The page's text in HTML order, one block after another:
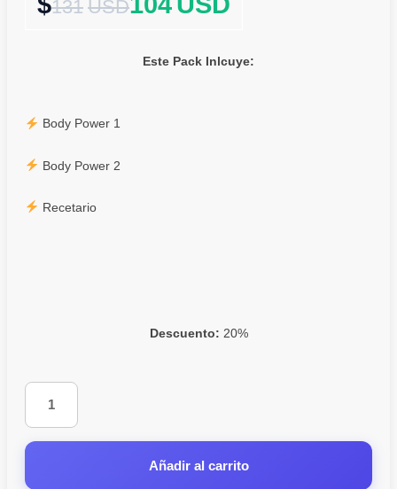
131 USD
Este Pack Inlcuye:
Body Power 1
Body Power 2
Recetario
Descuento: 20%
Añadir al carrito